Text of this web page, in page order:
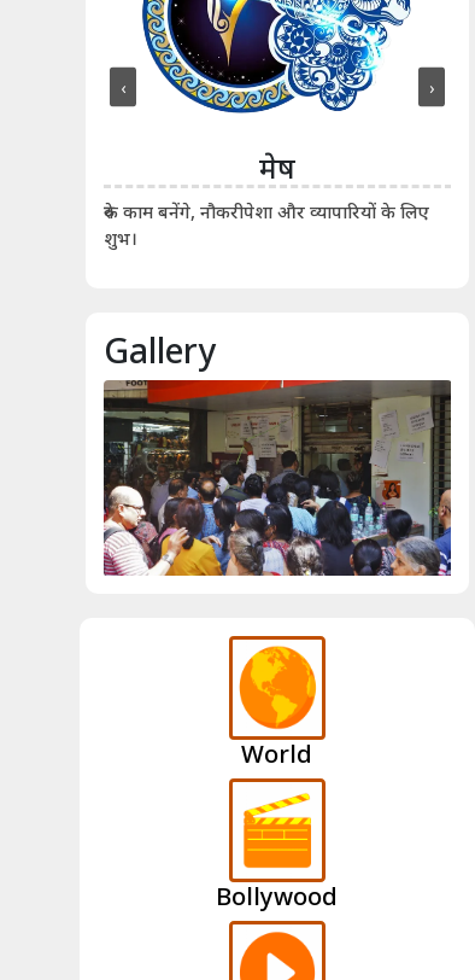
मेष
रुके काम बनेंगे, नौकरीपेशा और व्यापारियों के लिए
शुभ।
‹ ›
Gallery
World
Bollywood